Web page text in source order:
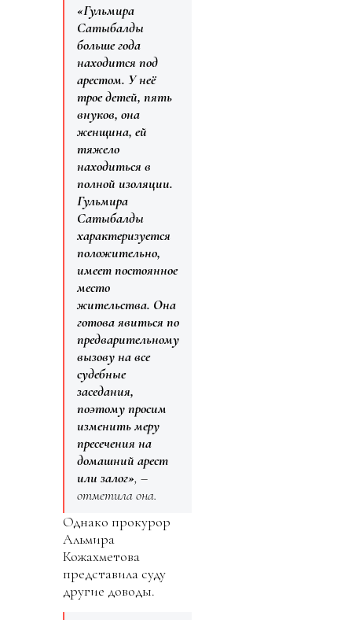
«Гульмира
Сатыбалды
больше года
находится под
арестом. У неё
трое детей, пять
внуков, она
женщина, ей
тяжело
находиться в
полной изоляции.
Гульмира
Сатыбалды
характеризуется
положительно,
имеет постоянное
место
жительства. Она
готова явиться по
предварительному
вызову на все
судебные
заседания,
поэтому просим
изменить меру
пресечения на
домашний арест
или залог», –
отметила она.
Однако прокурор
Альмира
Кожахметова
представила суду
другие доводы.